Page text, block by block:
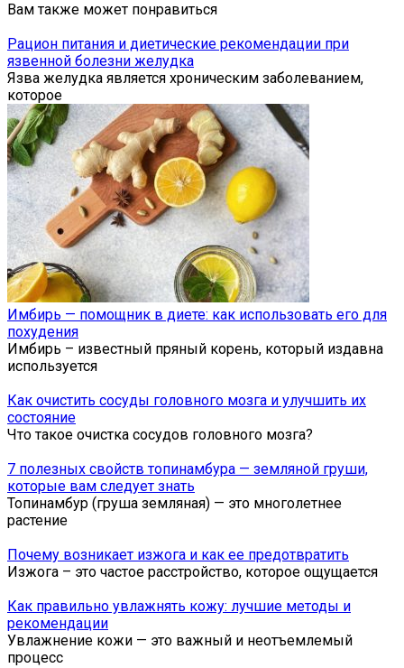
Вам также может понравиться
Рацион питания и диетические рекомендации при
язвенной болезни желудка
Язва желудка является хроническим заболеванием,
которое
Имбирь — помощник в диете: как использовать его для
похудения
Имбирь – известный пряный корень, который издавна
используется
Как очистить сосуды головного мозга и улучшить их
состояние
Что такое очистка сосудов головного мозга?
7 полезных свойств топинамбура — земляной груши,
которые вам следует знать
Топинамбур (груша земляная) — это многолетнее
растение
Почему возникает изжога и как ее предотвратить
Изжога – это частое расстройство, которое ощущается
Как правильно увлажнять кожу: лучшие методы и
рекомендации
Увлажнение кожи — это важный и неотъемлемый
процесс